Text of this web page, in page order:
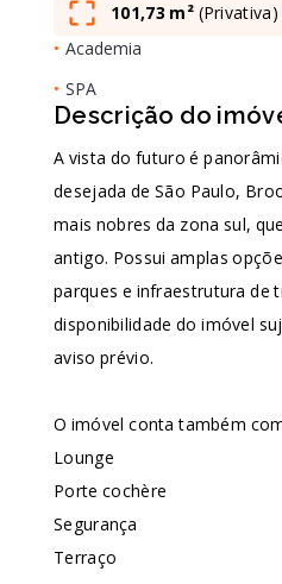
101,73 m² (Privativa)
• Academia
• SPA
Descrição do
A vista do futuro é
desejada de São Paulo,
mais nobres da zona sul,
antigo. Possui amplas
parques e infraestrutura de
disponibilidade do imóvel
aviso prévio.
O imóvel conta também
Lounge
Porte cochère
Segurança
Terraço